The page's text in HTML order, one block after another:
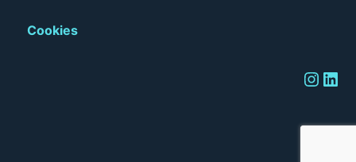
Cookies
Instagram LinkedIn